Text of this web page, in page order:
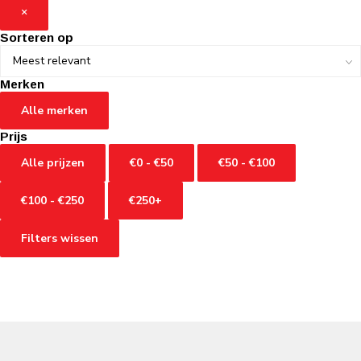
×
Sorteren op
Merken
Alle merken
Prijs
Alle prijzen €0 - €50 €50 - €100
€100 - €250 €250+
Filters wissen